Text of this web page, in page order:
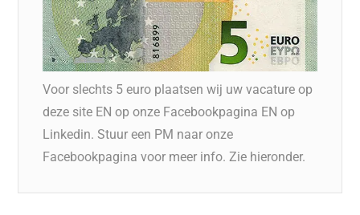
Voor slechts 5 euro plaatsen wij uw vacature op
deze site EN op onze Facebookpagina EN op
Linkedin. Stuur een PM naar onze
Facebookpagina voor meer info. Zie hieronder.